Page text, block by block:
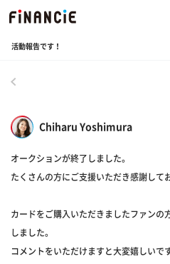
活動報告です！
Chiharu Yoshimura
オークションが終了しました。
たくさんの方にご支援いただき感謝して
カードをご購入いただきましたファンの
しました。
コメントをいただけますと大変嬉しいで